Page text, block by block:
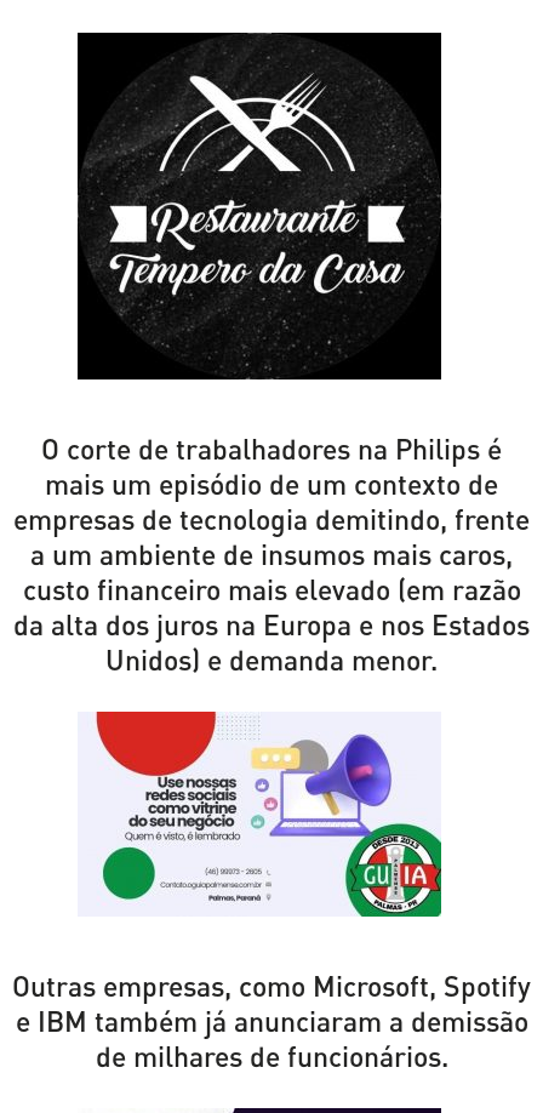
O corte de trabalhadores na Philips é
mais um episódio de um contexto de
empresas de tecnologia demitindo, frente
a um ambiente de insumos mais caros,
custo financeiro mais elevado (em razão
da alta dos juros na Europa e nos Estados
Unidos) e demanda menor.
Outras empresas, como Microsoft, Spotify
e IBM também já anunciaram a demissão
de milhares de funcionários.